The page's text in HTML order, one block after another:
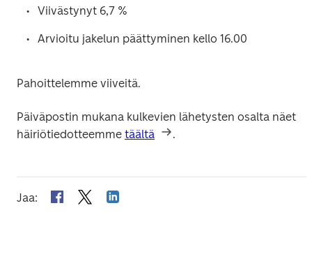
Viivästynyt 6,7 %
Arvioitu jakelun päättyminen kello 16.00
Pahoittelemme viiveitä.
Päiväpostin mukana kulkevien lähetysten osalta näet
häiriötiedotteemme täältä .
Jaa: